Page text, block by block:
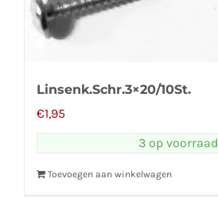
Linsenk.Schr.3×20/10St.
€1,95
3 op voorraad
Toevoegen aan winkelwagen